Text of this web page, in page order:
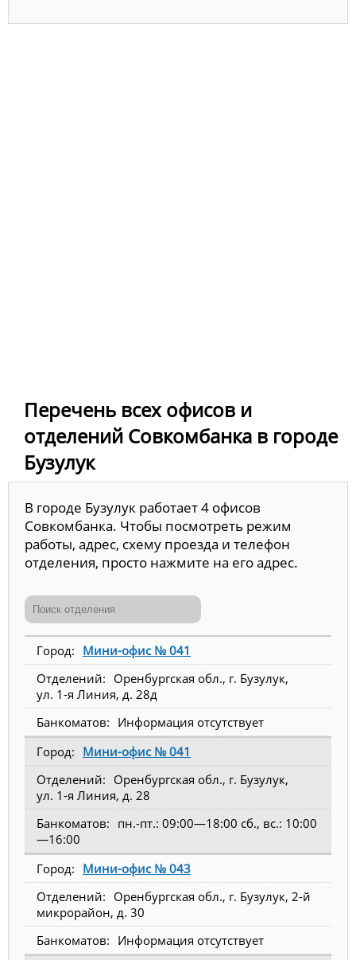
Перечень всех офисов и
отделений Совкомбанка в городе
Бузулук
В городе Бузулук работает 4 офисов
Совкомбанка. Чтобы посмотреть режим
работы, адрес, схему проезда и телефон
отделения, просто нажмите на его адрес.
Мини-офис № 041
Оренбургская обл., г. Бузулук,
ул. 1-я Линия, д. 28д
Информация отсутствует
Мини-офис № 041
Оренбургская обл., г. Бузулук,
ул. 1-я Линия, д. 28
пн.-пт.: 09:00—18:00 сб., вс.: 10:00
—16:00
Мини-офис № 043
Оренбургская обл., г. Бузулук, 2-й
микрорайон, д. 30
Информация отсутствует